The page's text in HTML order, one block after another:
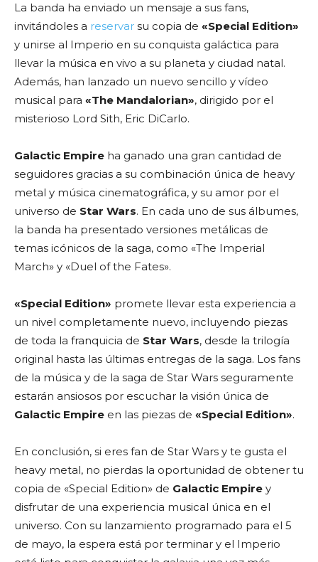
La banda ha enviado un mensaje a sus fans,
invitándoles a reservar su copia de «Special Edition»
y unirse al Imperio en su conquista galáctica para
llevar la música en vivo a su planeta y ciudad natal.
Además, han lanzado un nuevo sencillo y vídeo
musical para «The Mandalorian», dirigido por el
misterioso Lord Sith, Eric DiCarlo.
Galactic Empire ha ganado una gran cantidad de
seguidores gracias a su combinación única de heavy
metal y música cinematográfica, y su amor por el
universo de Star Wars. En cada uno de sus álbumes,
la banda ha presentado versiones metálicas de
temas icónicos de la saga, como «The Imperial
March» y «Duel of the Fates».
«Special Edition» promete llevar esta experiencia a
un nivel completamente nuevo, incluyendo piezas
de toda la franquicia de Star Wars, desde la trilogía
original hasta las últimas entregas de la saga. Los fans
de la música y de la saga de Star Wars seguramente
estarán ansiosos por escuchar la visión única de
Galactic Empire en las piezas de «Special Edition».
En conclusión, si eres fan de Star Wars y te gusta el
heavy metal, no pierdas la oportunidad de obtener tu
copia de «Special Edition» de Galactic Empire y
disfrutar de una experiencia musical única en el
universo. Con su lanzamiento programado para el 5
de mayo, la espera está por terminar y el Imperio